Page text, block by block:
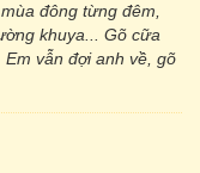
đông từng đêm,
khuya... Gõ cữa
vẫn đợi anh về, gõ